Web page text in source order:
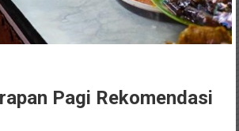
Pagi Rekomendasi